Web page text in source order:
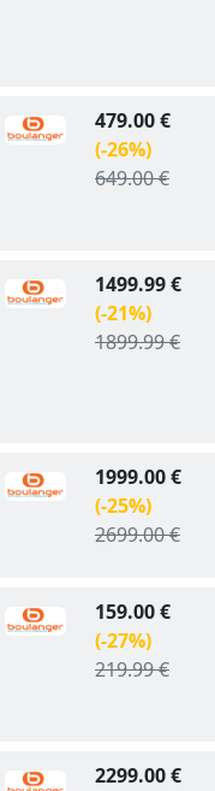
479.00 €
(-26%)
649.00 €
1499.99 €
(-21%)
1899.99 €
1999.00 €
(-25%)
2699.00 €
159.00 €
(-27%)
219.99 €
2299.00 €